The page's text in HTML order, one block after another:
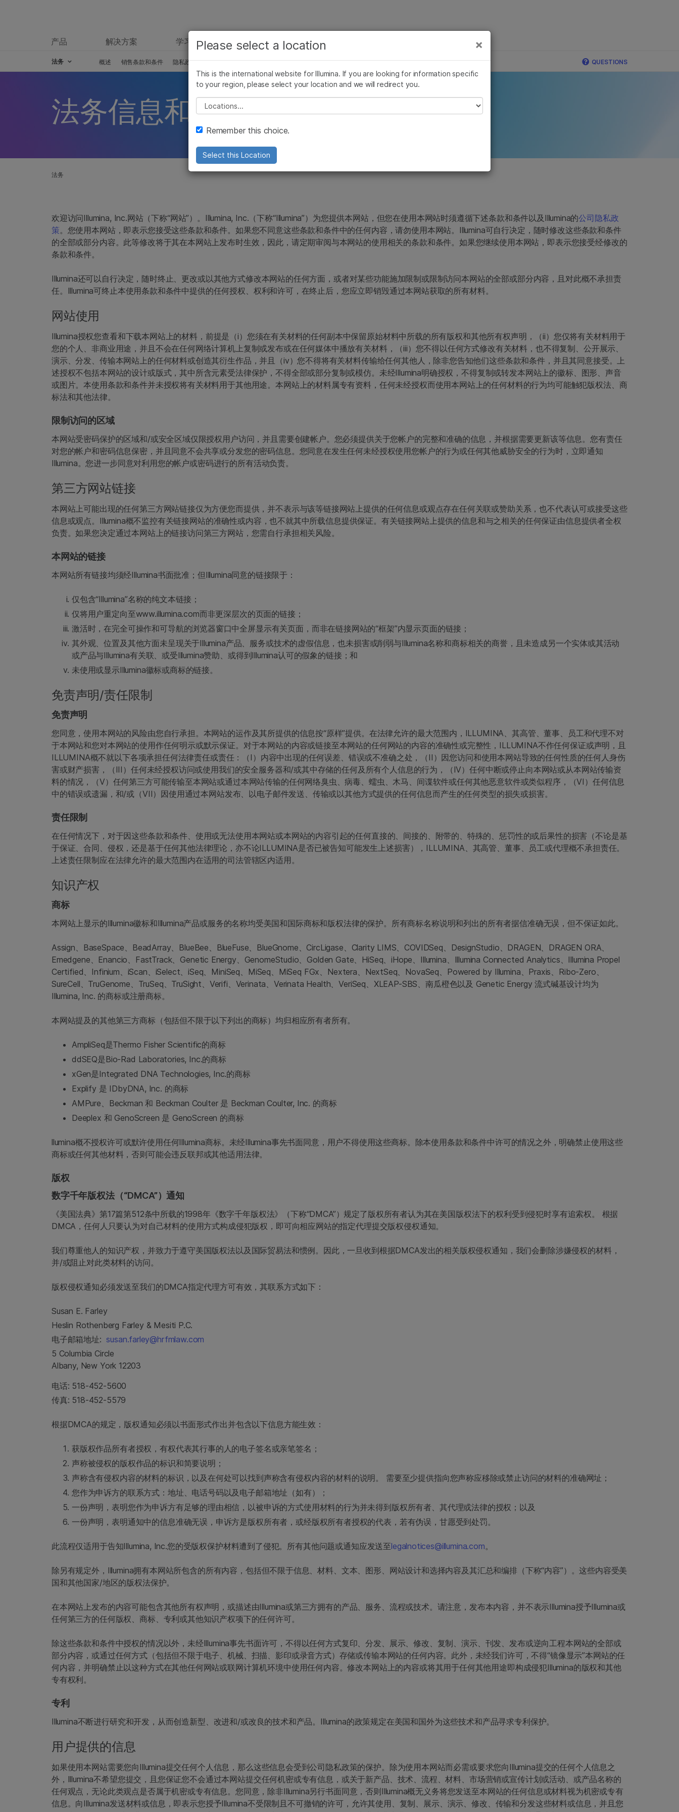
产品 解决方案 学习 公司 支持
法务 概述 销售条款和条件 隐私政策 合规性与透明性 伦理与管理 Cookie政策 专利权 管理 & 行为准则 知情同意书 QUESTIONS
法务
法务信息和准则
欢迎访问Illumina, Inc.网站（下称“网站”）。Illumina, Inc.（下称“Illumina”）为您提供本网站，但您在使用本网站时须遵循下述条款和条件以及Illumina的公司隐私政
策。您使用本网站，即表示您接受这些条款和条件。如果您不同意这些条款和条件中的任何内容，请勿使用本网站。Illumina可自行决定，随时修改这些条款和条件
的全部或部分内容。此等修改将于其在本网站上发布时生效，因此，请定期审阅与本网站的使用相关的条款和条件。如果您继续使用本网站，即表示您接受经修改的
条款和条件。
Illumina还可以自行决定，随时终止、更改或以其他方式修改本网站的任何方面，或者对某些功能施加限制或限制访问本网站的全部或部分内容，且对此概不承担责
任。Illumina可终止本使用条款和条件中提供的任何授权、权利和许可，在终止后，您应立即销毁通过本网站获取的所有材料。
网站使用
Illumina授权您查看和下载本网站上的材料，前提是（i）您须在有关材料的任何副本中保留原始材料中所载的所有版权和其他所有权声明，（ii）您仅将有关材料用于
您的个人、非商业用途，并且不会在任何网络计算机上复制或发布或在任何媒体中播放有关材料，（iii）您不得以任何方式修改有关材料，也不得复制、公开展示、
演示、分发、传输本网站上的任何材料或创造其衍生作品，并且（iv）您不得将有关材料传输给任何其他人，除非您告知他们这些条款和条件，并且其同意接受。上
述授权不包括本网站的设计或版式，其中所含元素受法律保护，不得全部或部分复制或模仿。未经Illumina明确授权，不得复制或转发本网站上的徽标、图形、声音
或图片。本使用条款和条件并未授权将有关材料用于其他用途。本网站上的材料属专有资料，任何未经授权而使用本网站上的任何材料的行为均可能触犯版权法、商
标法和其他法律。
限制访问的区域
本网站受密码保护的区域和/或安全区域仅限授权用户访问，并且需要创建帐户。您必须提供关于您帐户的完整和准确的信息，并根据需要更新该等信息。您有责任
对您的帐户和密码信息保密，并且同意不会共享或分发您的密码信息。您同意在发生任何未经授权使用您帐户的行为或任何其他威胁安全的行为时，立即通知
Illumina。您进一步同意对利用您的帐户或密码进行的所有活动负责。
第三方网站链接
本网站上可能出现的任何第三方网站链接仅为方便您而提供，并不表示与该等链接网站上提供的任何信息或观点存在任何关联或赞助关系，也不代表认可或接受这些
信息或观点。Illumina概不监控有关链接网站的准确性或内容，也不就其中所载信息提供保证。有关链接网站上提供的信息和与之相关的任何保证由信息提供者全权
负责。如果您决定通过本网站上的链接访问第三方网站，您需自行承担相关风险。
本网站的链接
本网站所有链接均须经Illumina书面批准；但Illumina同意的链接限于：
仅包含“Illumina”名称的纯文本链接；
仅将用户重定向至www.illumina.com而非更深层次的页面的链接；
激活时，在完全可操作和可导航的浏览器窗口中全屏显示有关页面，而非在链接网站的“框架”内显示页面的链接；
其外观、位置及其他方面未呈现关于Illumina产品、服务或技术的虚假信息，也未损害或削弱与Illumina名称和商标相关的商誉，且未造成另一个实体或其活动
或产品与Illumina有关联、或受Illumina赞助、或得到Illumina认可的假象的链接；和
未使用或显示Illumina徽标或商标的链接。
免责声明/责任限制
免责声明
您同意，使用本网站的风险由您自行承担。本网站的运作及其所提供的信息按“原样”提供。在法律允许的最大范围内，ILLUMINA、其高管、董事、员工和代理不对
于本网站和您对本网站的使用作任何明示或默示保证。对于本网站的内容或链接至本网站的任何网站的内容的准确性或完整性，ILLUMINA不作任何保证或声明，且
ILLUMINA概不就以下各项承担任何法律责任或责任：（I）内容中出现的任何误差、错误或不准确之处，（II）因您访问和使用本网站导致的任何性质的任何人身伤
害或财产损害，（III）任何未经授权访问或使用我们的安全服务器和/或其中存储的任何及所有个人信息的行为，（IV）任何中断或停止向本网站或从本网站传输资
料的情况，（V）任何第三方可能传输至本网站或通过本网站传输的任何网络臭虫、病毒、蠕虫、木马、间谍软件或任何其他恶意软件或类似程序，（VI）任何信息
中的错误或遗漏，和/或（VII）因使用通过本网站发布、以电子邮件发送、传输或以其他方式提供的任何信息而产生的任何类型的损失或损害。
责任限制
在任何情况下，对于因这些条款和条件、使用或无法使用本网站或本网站的内容引起的任何直接的、间接的、附带的、特殊的、惩罚性的或后果性的损害（不论是基
于保证、合同、侵权，还是基于任何其他法律理论，亦不论ILLUMINA是否已被告知可能发生上述损害），ILLUMINA、其高管、董事、员工或代理概不承担责任。
上述责任限制应在法律允许的最大范围内在适用的司法管辖区内适用。
知识产权
商标
本网站上显示的Illumina徽标和Illumina产品或服务的名称均受美国和国际商标和版权法律的保护。所有商标名称说明和列出的所有者据信准确无误，但不保证如此。
Assign、BaseSpace、BeadArray、BlueBee、BlueFuse、BlueGnome、CircLigase、Clarity LIMS、COVIDSeq、DesignStudio、DRAGEN、DRAGEN ORA、
Emedgene、Enancio、FastTrack、Genetic Energy、GenomeStudio、Golden Gate、HiSeq、iHope、Illumina、Illumina Connected Analytics、Illumina Propel
Certified、Infinium、iScan、iSelect、iSeq、MiniSeq、MiSeq、MiSeq FGx、Nextera、NextSeq、NovaSeq、Powered by Illumina、Praxis、Ribo-Zero、
SureCell、TruGenome、TruSeq、TruSight、Verifi、Verinata、Verinata Health、VeriSeq、XLEAP-SBS、南瓜橙色以及 Genetic Energy 流式碱基设计均为
Illumina, Inc. 的商标或注册商标。
本网站提及的其他第三方商标（包括但不限于以下列出的商标）均归相应所有者所有。
AmpliSeq是Thermo Fisher Scientific的商标
ddSEQ是Bio-Rad Laboratories, Inc.的商标
xGen是Integrated DNA Technologies, Inc.的商标
Explify 是 IDbyDNA, Inc. 的商标
AMPure、Beckman 和 Beckman Coulter 是 Beckman Coulter, Inc. 的商标
Deeplex 和 GenoScreen 是 GenoScreen 的商标
llumina概不授权许可或默许使用任何Illumina商标。未经Illumina事先书面同意，用户不得使用这些商标。除本使用条款和条件中许可的情况之外，明确禁止使用这些
商标或任何其他材料，否则可能会违反联邦或其他适用法律。
版权
数字千年版权法（“DMCA”）通知
《美国法典》第17篇第512条中所载的1998年《数字千年版权法》（下称“DMCA”）规定了版权所有者认为其在美国版权法下的权利受到侵犯时享有追索权。 根据
DMCA，任何人只要认为对自己材料的使用方式构成侵犯版权，即可向相应网站的指定代理提交版权侵权通知。
我们尊重他人的知识产权，并致力于遵守美国版权法以及国际贸易法和惯例。因此，一旦收到根据DMCA发出的相关版权侵权通知，我们会删除涉嫌侵权的材料，
并/或阻止对此类材料的访问。
版权侵权通知必须发送至我们的DMCA指定代理方可有效，其联系方式如下：
Susan E. Farley
Heslin Rothenberg Farley & Mesiti P.C.
电子邮箱地址: susan.farley@hrfmlaw.com
5 Columbia Circle
Albany, New York 12203
电话: 518-452-5600
传真: 518-452-5579
根据DMCA的规定，版权通知必须以书面形式作出并包含以下信息方能生效：
获版权作品所有者授权，有权代表其行事的人的电子签名或亲笔签名；
声称被侵权的版权作品的标识和简要说明；
声称含有侵权内容的材料的标识，以及在何处可以找到声称含有侵权内容的材料的说明。 需要至少提供指向您声称应移除或禁止访问的材料的准确网址；
您作为申诉方的联系方式：地址、电话号码以及电子邮箱地址（如有）；
一份声明，表明您作为申诉方有足够的理由相信，以被申诉的方式使用材料的行为并未得到版权所有者、其代理或法律的授权；以及
一份声明，表明通知中的信息准确无误，申诉方是版权所有者，或经版权所有者授权的代表，若有伪误，甘愿受到处罚。
此流程仅适用于告知Illumina, Inc.您的受版权保护材料遭到了侵犯。所有其他问题或通知应发送至legalnotices@illumina.com。
除另有规定外，Illumina拥有本网站所包含的所有内容，包括但不限于信息、材料、文本、图形、网站设计和选择内容及其汇总和编排（下称“内容”）。这些内容受美
国和其他国家/地区的版权法保护。
在本网站上发布的内容可能包含其他所有权声明，或描述由Illumina或第三方拥有的产品、服务、流程或技术。请注意，发布本内容，并不表示Illumina授予Illumina或
任何第三方的任何版权、商标、专利或其他知识产权项下的任何许可。
除这些条款和条件中授权的情况以外，未经Illumina事先书面许可，不得以任何方式复印、分发、展示、修改、复制、演示、刊发、发布或逆向工程本网站的全部或
部分内容，或通过任何方式（包括但不限于电子、机械、扫描、影印或录音方式）存储或传输本网站的任何内容。此外，未经我们许可，不得“镜像显示”本网站的任
何内容，并明确禁止以这种方式在其他任何网站或联网计算机环境中使用任何内容。修改本网站上的内容或将其用于任何其他用途即构成侵犯Illumina的版权和其他
专有权利。
专利
Illumina不断进行研究和开发，从而创造新型、改进和/或改良的技术和产品。Illumina的政策规定在美国和国外为这些技术和产品寻求专利保护。
用户提供的信息
如果使用本网站需要您向Illumina提交任何个人信息，那么这些信息会受到公司隐私政策的保护。除为使用本网站而必需或要求您向Illumina提交的任何个人信息之
外，Illumina不希望您提交，且您保证您不会通过本网站提交任何机密或专有信息，或关于新产品、技术、流程、材料、市场营销或宣传计划或活动、或产品名称的
任何观点，无论此类观点是否属于机密或专有信息。您同意，除非Illumina另行书面同意，否则Illumina概无义务将您发送至本网站的任何信息或材料视为机密或专有
信息。向Illumina发送材料或信息，即表示您授予Illumina不受限制且不可撤销的许可，允许其使用、复制、展示、演示、修改、传输和分发这些材料或信息，并且您
查看更多相关内容。选择您感兴趣的领域: ×
癌症研究
微生物学
农业基因组学
复杂疾病
临床肿瘤学
生殖健康
遗传病和罕见病
×
Please select a location
This is the international website for Illumina. If you are looking for information specific
to your region, please select your location and we will redirect you.
Please select a location
Remember this choice.
Select this Location